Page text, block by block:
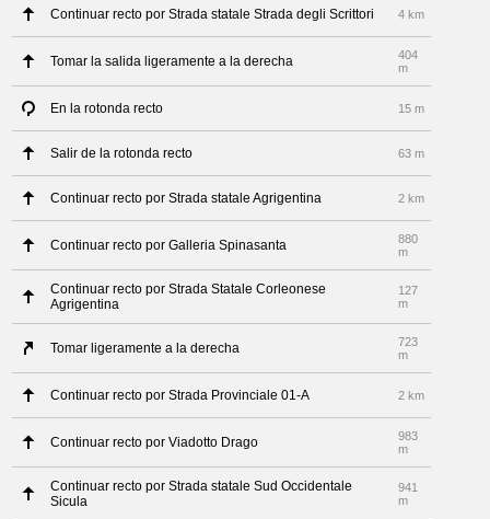
Continuar recto por Strada statale Strada degli Scrittori 4 km
Tomar la salida ligeramente a la derecha
404
m
En la rotonda recto 15 m
Salir de la rotonda recto 63 m
Continuar recto por Strada statale Agrigentina 2 km
Continuar recto por Galleria Spinasanta
880
m
Continuar recto por Strada Statale Corleonese
Agrigentina
127
m
Tomar ligeramente a la derecha
723
m
Continuar recto por Strada Provinciale 01-A 2 km
Continuar recto por Viadotto Drago
983
m
Continuar recto por Strada statale Sud Occidentale
Sicula
941
m